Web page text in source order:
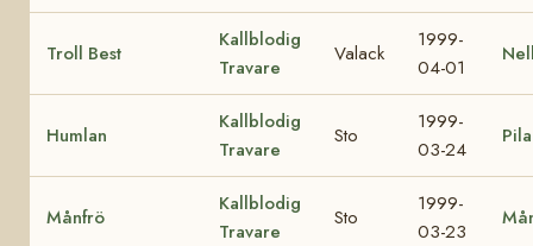
Troll Best
Kallblodig
Travare
Valack
1999-
04-01
Humlan
Kallblodig
Travare
Sto
1999-
03-24
Månfrö
Kallblodig
Travare
Sto
1999-
03-23